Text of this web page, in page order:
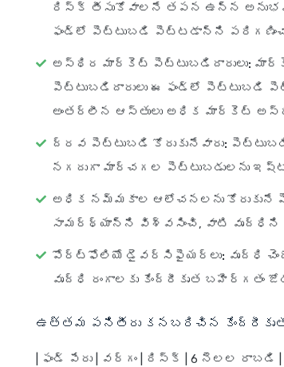
రిస్క్ తీసుకోవాలనే తపన ఉన్న
ఫండ్‌లో పెట్టుబడి పెట్టడాన్ని
అస్థిర మార్కెట్ పెట్టుబడిదారులు:
పెట్టుబడిదారులు ఈ ఫండ్‌లో పెట్టుబడి
అంతర్లీన ఆస్తులు అధిక మార్కెట్
ద్రవ పెట్టుబడి కోరుకునేవారు:
నగదుగా మార్చగల పెట్టుబడులను
అధిక నమ్మకాల ఆలోచనలను కోరుకునే
సామర్థ్యాన్ని విశ్వసించి, వాటి వృద్ధిని
పోర్ట్‌ఫోలియో డైవర్సిఫైయర్లు: వృద్ధి
వృద్ధి రంగాలకు కేంద్రీకృత బహిర్గతం
ఉత్తమ పనితీరు కనబరిచిన కేంద్రీకృత
| ఫండ్ పేరు | వర్గం | రిస్క్ | 6 నెలల రాబడి |